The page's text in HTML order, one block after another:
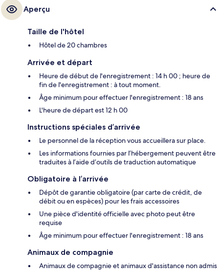
Aperçu
Taille de l'hôtel
Hôtel de 20 chambres
Arrivée et départ
Heure de début de l'enregistrement : 14 h 00 ; heure de
fin de l'enregistrement : à tout moment.
Âge minimum pour effectuer l'enregistrement : 18 ans
L'heure de départ est 12 h 00
Instructions spéciales d’arrivée
Le personnel de la réception vous accueillera sur place.
Les informations fournies par l’hébergement peuvent être
traduites à l’aide d’outils de traduction automatique
Obligatoire à l’arrivée
Dépôt de garantie obligatoire (par carte de crédit, de
débit ou en espèces) pour les frais accessoires
Une pièce d'identité officielle avec photo peut être
requise
Âge minimum pour effectuer l'enregistrement : 18 ans
Animaux de compagnie
Animaux de compagnie et animaux d'assistance non admis